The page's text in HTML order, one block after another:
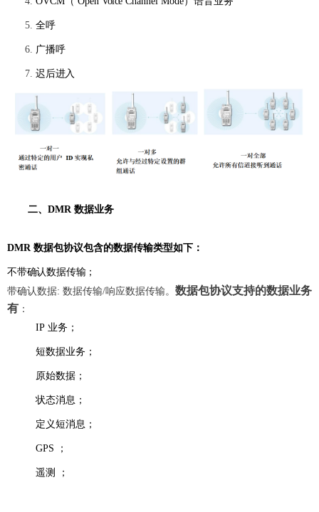
全呼
广播呼
迟后进入
二、DMR数据业务
DMR 数据包协议包含的数据传输类型如下：
不带确认数据传输；
带确认数据: 数据传输/响应数据传输。 数据包协议支持的数据业务
有 ：
IP 业务；
短数据业务；
原始数据；
状态消息；
定义短消息；
GPS ；
遥测 ；